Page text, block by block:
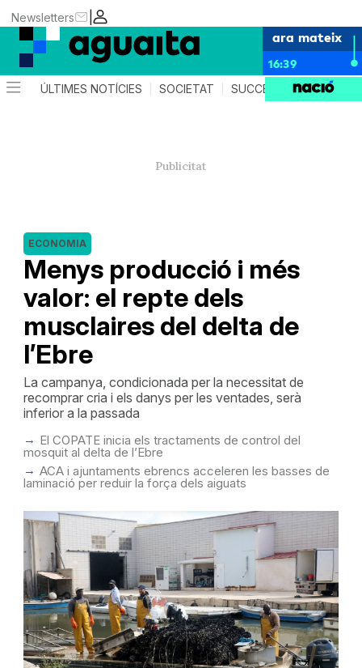
|
Newsletters
ara mateix
16:39
ÚLTIMES NOTÍCIES SOCIETAT SUCCESSOS AGENDA
Menys producció i més
valor: el repte dels
musclaires del delta de
l’Ebre
ECONOMIA
La campanya, condicionada per la necessitat de
recomprar cria i els danys per les ventades, serà
inferior a la passada
El COPATE inicia els tractaments de control del
mosquit al delta de l’Ebre
ACA i ajuntaments ebrencs acceleren les basses de
laminació per reduir la força dels aiguats